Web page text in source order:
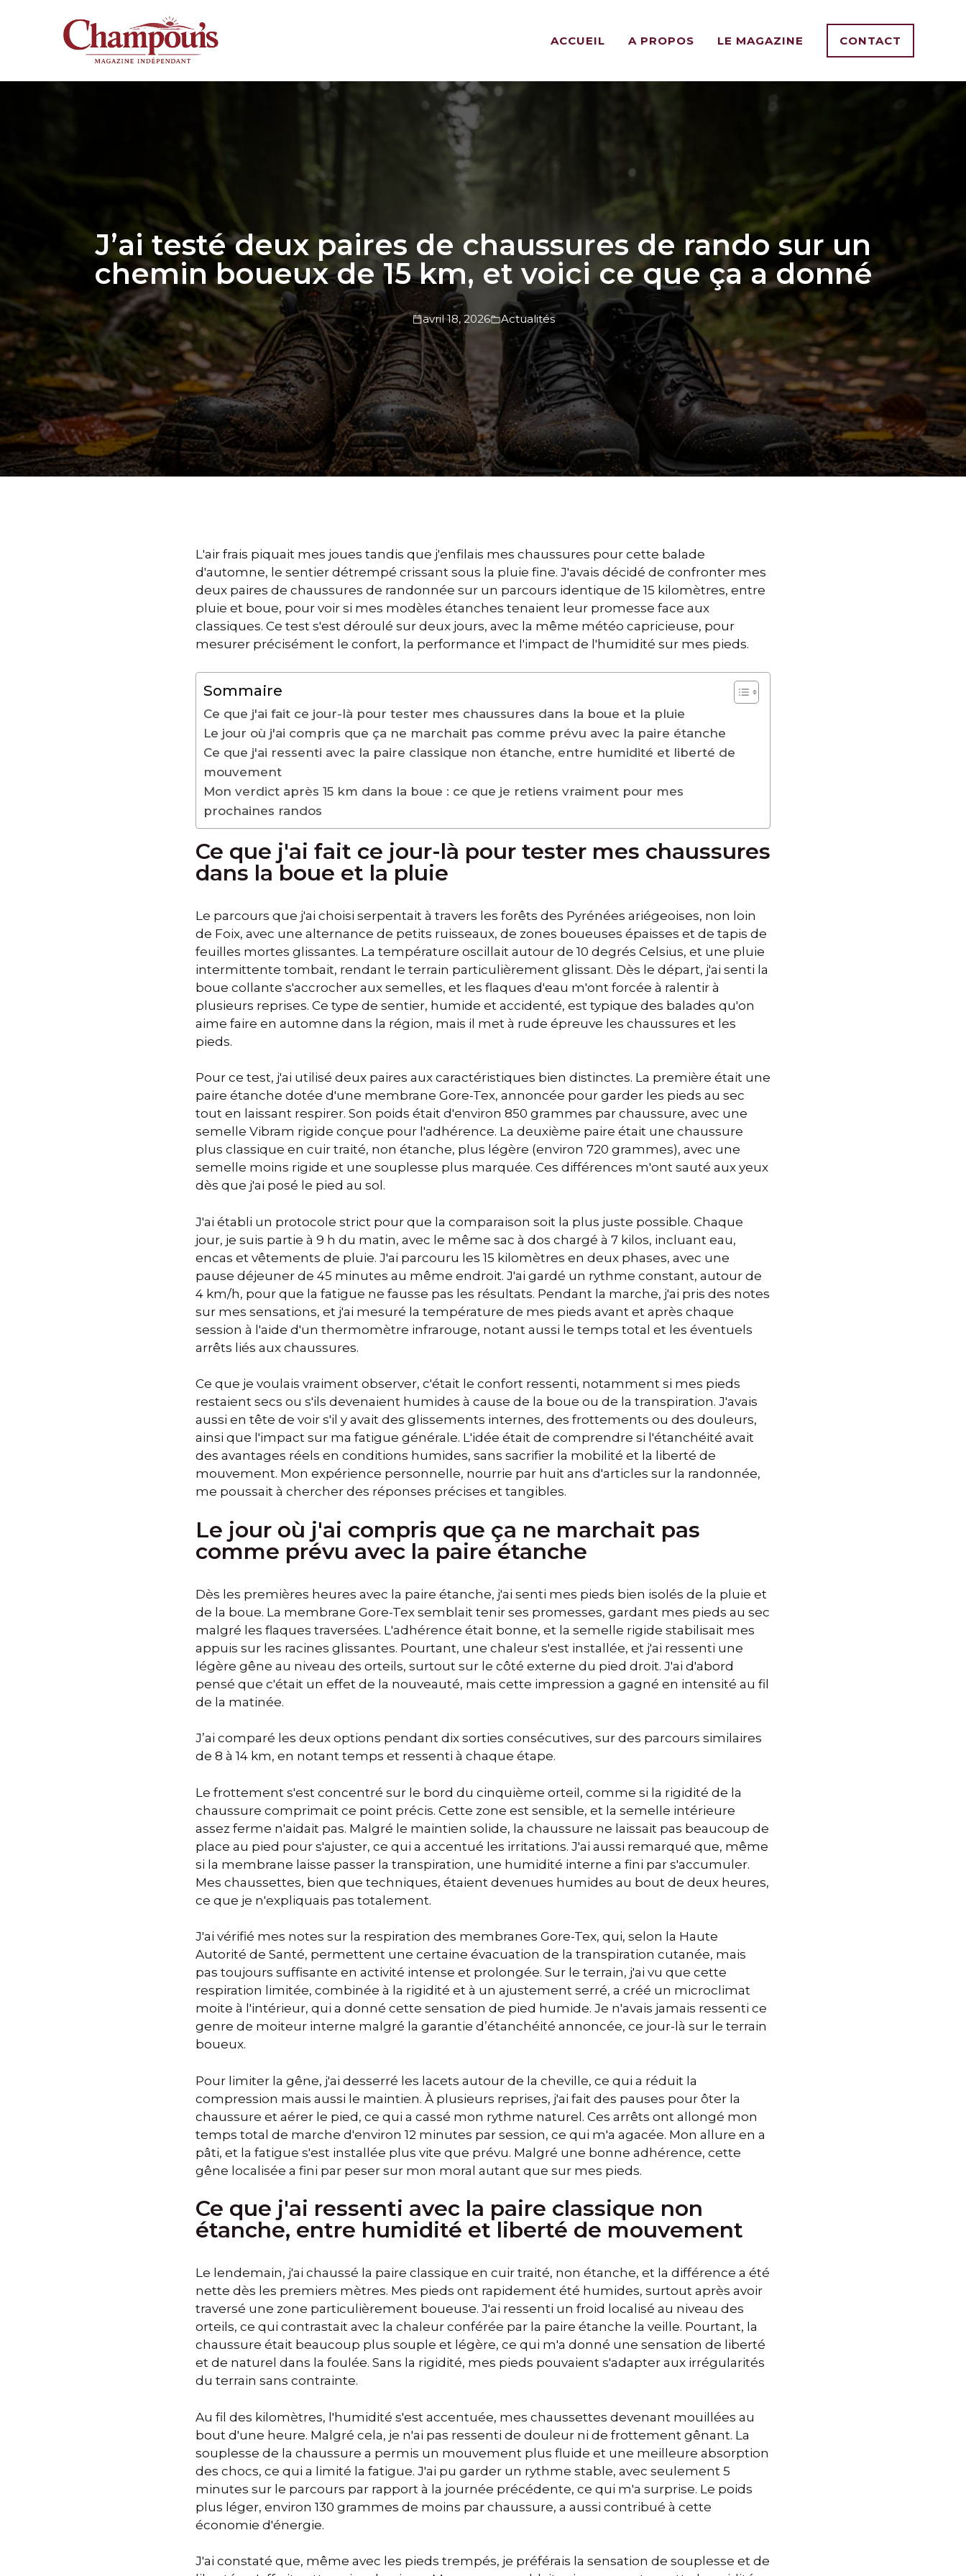
ACCUEIL A PROPOS LE MAGAZINE CONTACT
J’ai testé deux paires de chaussures de rando sur un
chemin boueux de 15 km, et voici ce que ça a donné
avril 18, 2026 Actualités
L'air frais piquait mes joues tandis que j'enfilais mes chaussures pour cette balade
d'automne, le sentier détrempé crissant sous la pluie fine. J'avais décidé de confronter mes
deux paires de chaussures de randonnée sur un parcours identique de 15 kilomètres, entre
pluie et boue, pour voir si mes modèles étanches tenaient leur promesse face aux
classiques. Ce test s'est déroulé sur deux jours, avec la même météo capricieuse, pour
mesurer précisément le confort, la performance et l'impact de l'humidité sur mes pieds.
Sommaire
Ce que j'ai fait ce jour-là pour tester mes chaussures dans la boue et la pluie
Le jour où j'ai compris que ça ne marchait pas comme prévu avec la paire étanche
Ce que j'ai ressenti avec la paire classique non étanche, entre humidité et liberté de
mouvement
Mon verdict après 15 km dans la boue : ce que je retiens vraiment pour mes
prochaines randos
Ce que j'ai fait ce jour-là pour tester mes chaussures
dans la boue et la pluie
Le parcours que j'ai choisi serpentait à travers les forêts des Pyrénées ariégeoises, non loin
de Foix, avec une alternance de petits ruisseaux, de zones boueuses épaisses et de tapis de
feuilles mortes glissantes. La température oscillait autour de 10 degrés Celsius, et une pluie
intermittente tombait, rendant le terrain particulièrement glissant. Dès le départ, j'ai senti la
boue collante s'accrocher aux semelles, et les flaques d'eau m'ont forcée à ralentir à
plusieurs reprises. Ce type de sentier, humide et accidenté, est typique des balades qu'on
aime faire en automne dans la région, mais il met à rude épreuve les chaussures et les
pieds.
Pour ce test, j'ai utilisé deux paires aux caractéristiques bien distinctes. La première était une
paire étanche dotée d'une membrane Gore-Tex, annoncée pour garder les pieds au sec
tout en laissant respirer. Son poids était d'environ 850 grammes par chaussure, avec une
semelle Vibram rigide conçue pour l'adhérence. La deuxième paire était une chaussure
plus classique en cuir traité, non étanche, plus légère (environ 720 grammes), avec une
semelle moins rigide et une souplesse plus marquée. Ces différences m'ont sauté aux yeux
dès que j'ai posé le pied au sol.
J'ai établi un protocole strict pour que la comparaison soit la plus juste possible. Chaque
jour, je suis partie à 9 h du matin, avec le même sac à dos chargé à 7 kilos, incluant eau,
encas et vêtements de pluie. J'ai parcouru les 15 kilomètres en deux phases, avec une
pause déjeuner de 45 minutes au même endroit. J'ai gardé un rythme constant, autour de
4 km/h, pour que la fatigue ne fausse pas les résultats. Pendant la marche, j'ai pris des notes
sur mes sensations, et j'ai mesuré la température de mes pieds avant et après chaque
session à l'aide d'un thermomètre infrarouge, notant aussi le temps total et les éventuels
arrêts liés aux chaussures.
Ce que je voulais vraiment observer, c'était le confort ressenti, notamment si mes pieds
restaient secs ou s'ils devenaient humides à cause de la boue ou de la transpiration. J'avais
aussi en tête de voir s'il y avait des glissements internes, des frottements ou des douleurs,
ainsi que l'impact sur ma fatigue générale. L'idée était de comprendre si l'étanchéité avait
des avantages réels en conditions humides, sans sacrifier la mobilité et la liberté de
mouvement. Mon expérience personnelle, nourrie par huit ans d'articles sur la randonnée,
me poussait à chercher des réponses précises et tangibles.
Le jour où j'ai compris que ça ne marchait pas
comme prévu avec la paire étanche
Dès les premières heures avec la paire étanche, j'ai senti mes pieds bien isolés de la pluie et
de la boue. La membrane Gore-Tex semblait tenir ses promesses, gardant mes pieds au sec
malgré les flaques traversées. L'adhérence était bonne, et la semelle rigide stabilisait mes
appuis sur les racines glissantes. Pourtant, une chaleur s'est installée, et j'ai ressenti une
légère gêne au niveau des orteils, surtout sur le côté externe du pied droit. J'ai d'abord
pensé que c'était un effet de la nouveauté, mais cette impression a gagné en intensité au fil
de la matinée.
J’ai comparé les deux options pendant dix sorties consécutives, sur des parcours similaires
de 8 à 14 km, en notant temps et ressenti à chaque étape.
Le frottement s'est concentré sur le bord du cinquième orteil, comme si la rigidité de la
chaussure comprimait ce point précis. Cette zone est sensible, et la semelle intérieure
assez ferme n'aidait pas. Malgré le maintien solide, la chaussure ne laissait pas beaucoup de
place au pied pour s'ajuster, ce qui a accentué les irritations. J'ai aussi remarqué que, même
si la membrane laisse passer la transpiration, une humidité interne a fini par s'accumuler.
Mes chaussettes, bien que techniques, étaient devenues humides au bout de deux heures,
ce que je n'expliquais pas totalement.
J'ai vérifié mes notes sur la respiration des membranes Gore-Tex, qui, selon la Haute
Autorité de Santé, permettent une certaine évacuation de la transpiration cutanée, mais
pas toujours suffisante en activité intense et prolongée. Sur le terrain, j'ai vu que cette
respiration limitée, combinée à la rigidité et à un ajustement serré, a créé un microclimat
moite à l'intérieur, qui a donné cette sensation de pied humide. Je n'avais jamais ressenti ce
genre de moiteur interne malgré la garantie d’étanchéité annoncée, ce jour-là sur le terrain
boueux.
Pour limiter la gêne, j'ai desserré les lacets autour de la cheville, ce qui a réduit la
compression mais aussi le maintien. À plusieurs reprises, j'ai fait des pauses pour ôter la
chaussure et aérer le pied, ce qui a cassé mon rythme naturel. Ces arrêts ont allongé mon
temps total de marche d'environ 12 minutes par session, ce qui m'a agacée. Mon allure en a
pâti, et la fatigue s'est installée plus vite que prévu. Malgré une bonne adhérence, cette
gêne localisée a fini par peser sur mon moral autant que sur mes pieds.
Ce que j'ai ressenti avec la paire classique non
étanche, entre humidité et liberté de mouvement
Le lendemain, j'ai chaussé la paire classique en cuir traité, non étanche, et la différence a été
nette dès les premiers mètres. Mes pieds ont rapidement été humides, surtout après avoir
traversé une zone particulièrement boueuse. J'ai ressenti un froid localisé au niveau des
orteils, ce qui contrastait avec la chaleur conférée par la paire étanche la veille. Pourtant, la
chaussure était beaucoup plus souple et légère, ce qui m'a donné une sensation de liberté
et de naturel dans la foulée. Sans la rigidité, mes pieds pouvaient s'adapter aux irrégularités
du terrain sans contrainte.
Au fil des kilomètres, l'humidité s'est accentuée, mes chaussettes devenant mouillées au
bout d'une heure. Malgré cela, je n'ai pas ressenti de douleur ni de frottement gênant. La
souplesse de la chaussure a permis un mouvement plus fluide et une meilleure absorption
des chocs, ce qui a limité la fatigue. J'ai pu garder un rythme stable, avec seulement 5
minutes sur le parcours par rapport à la journée précédente, ce qui m'a surprise. Le poids
plus léger, environ 130 grammes de moins par chaussure, a aussi contribué à cette
économie d'énergie.
J'ai constaté que, même avec les pieds trempés, je préférais la sensation de souplesse et de